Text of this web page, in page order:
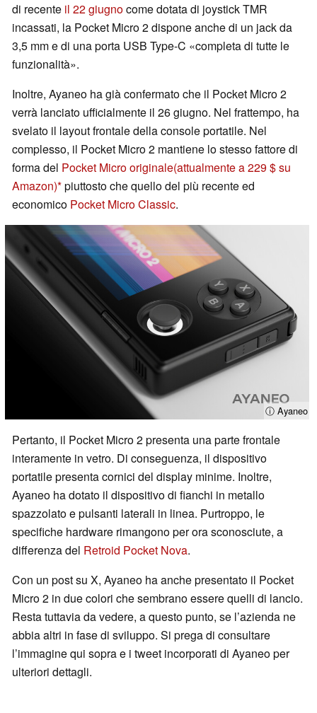
di recente il 22 giugnocome dotata di joystick TMR
incassati, la Pocket Micro 2 dispone anche di un jack da
3,5 mm e di una porta USB Type-C «completa di tutte le
funzionalità».
Inoltre, Ayaneo ha già confermato che il Pocket Micro 2
verrà lanciato ufficialmente il 26 giugno. Nel frattempo, ha
svelato il layout frontale della console portatile. Nel
complesso, il Pocket Micro 2 mantiene lo stesso fattore di
forma del Pocket Micro originale(attualmente a 229 $ su
Amazon) piuttosto che quello del più recente ed
economico Pocket Micro Classic.
ⓘ Ayaneo
Pertanto, il Pocket Micro 2 presenta una parte frontale
interamente in vetro. Di conseguenza, il dispositivo
portatile presenta cornici del display minime. Inoltre,
Ayaneo ha dotato il dispositivo di fianchi in metallo
spazzolato e pulsanti laterali in linea. Purtroppo, le
specifiche hardware rimangono per ora sconosciute, a
differenza del Retroid Pocket Nova.
Con un post su X, Ayaneo ha anche presentato il Pocket
Micro 2 in due colori che sembrano essere quelli di lancio.
Resta tuttavia da vedere, a questo punto, se l’azienda ne
abbia altri in fase di sviluppo. Si prega di consultare
l’immagine qui sopra e i tweet incorporati di Ayaneo per
ulteriori dettagli.